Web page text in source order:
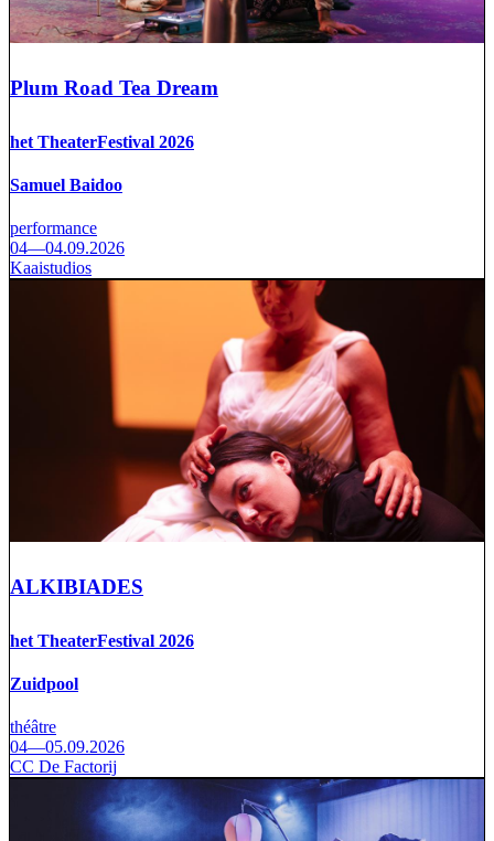
Plum Road Tea Dream
het TheaterFestival 2026
Samuel Baidoo
performance
04—04.09.2026
Kaaistudios
ALKIBIADES
het TheaterFestival 2026
Zuidpool
théâtre
04—05.09.2026
CC De Factorij